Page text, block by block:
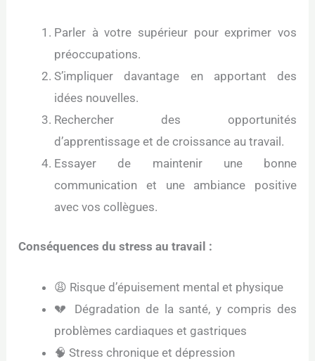
Parler à votre supérieur pour exprimer vos
préoccupations.
S’impliquer davantage en apportant des
idées nouvelles.
Rechercher des opportunités
d’apprentissage et de croissance au travail.
Essayer de maintenir une bonne
communication et une ambiance positive
avec vos collègues.
Conséquences du stress au travail :
😩 Risque d’épuisement mental et physique
💔 Dégradation de la santé, y compris des
problèmes cardiaques et gastriques
🧠 Stress chronique et dépression